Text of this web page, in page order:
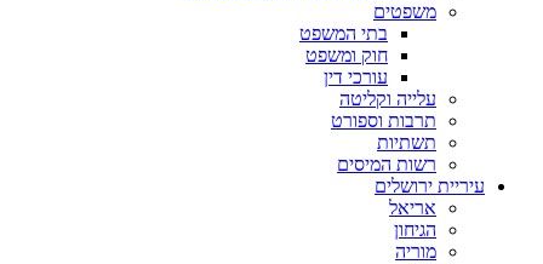
משפטים
בתי המשפט
חוק ומשפט
עורכי דין
עלייה וקליטה
תרבות וספורט
תשתיות
רשות המיסים
עיריית ירושלים
אריאל
הגיחון
מוריה